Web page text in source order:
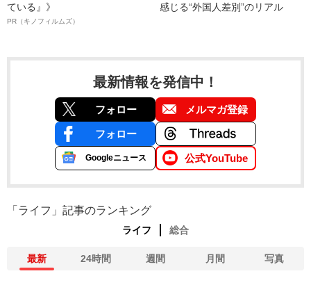
ている』》
PR（キノフィルムズ）
感じる“外国人差別”のリアル
最新情報を発信中！
フォロー メルマガ登録
フォロー
Googleニュース 公式YouTube
「ライフ」記事のランキング
ライフ 総合
最新 24時間 週間 月間 写真